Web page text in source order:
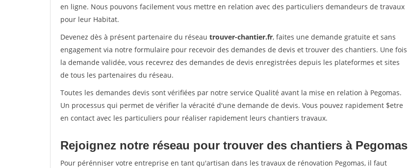
en ligne. Nous pouvons facilement vous mettre en relation avec des particuliers demandeurs de travaux
pour leur Habitat.
Devenez dès à présent partenaire du réseau trouver-chantier.fr, faites une demande gratuite et sans
engagement via notre formulaire pour recevoir des demandes de devis et trouver des chantiers. Une fois
la demande validée, vous recevrez des demandes de devis enregistrées depuis les plateformes et sites
de tous les partenaires du réseau.
Toutes les demandes devis sont vérifiées par notre service Qualité avant la mise en relation à Pegomas.
Un processus qui permet de vérifier la véracité d'une demande de devis. Vous pouvez rapidement $etre
en contact avec les particuliers pour réaliser rapidement leurs chantiers travaux.
Rejoignez notre réseau pour trouver des chantiers à Pegomas
Pour pérénniser votre entreprise en tant qu'artisan dans les travaux de rénovation Pegomas, il faut